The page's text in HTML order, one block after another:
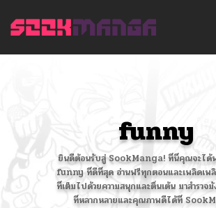
funny
ยินดีต้อนรับสู่ SookManga! ที่นี่คุณจะได้
funny ที่ดีที่สุด อ่านฟรีทุกตอนและเพลิดเพ
ที่เต็มไปด้วยความสนุกและตื่นเต้น มาสำรวจ
ที่หลากหลายและคุณภาพดีได้ที่